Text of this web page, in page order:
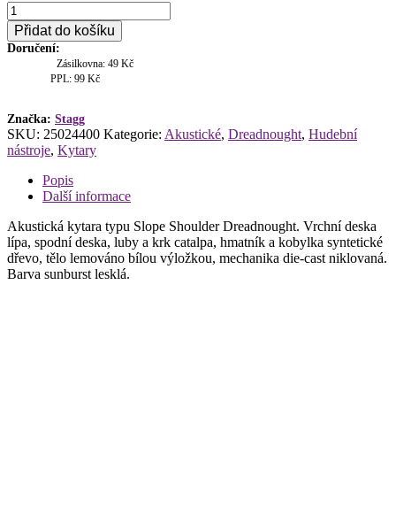
Stagg
SA35
DS-
VS,
akustická
Slope
Shoulder
Dreadnought
Přidat do košíku
Doručení:
Zásilkovna: 49 Kč
PPL: 99 Kč
Značka: Stagg
SKU: 25024400 Kategorie: Akustické, Dreadnought, Hudební
nástroje, Kytary
Popis
Další informace
Akustická kytara typu Slope Shoulder Dreadnought. Vrchní deska
lípa, spodní deska, luby a krk catalpa, hmatník a kobylka syntetické
dřevo, tělo lemováno bílou výložkou, mechanika die-cast niklovaná.
Barva sunburst lesklá.